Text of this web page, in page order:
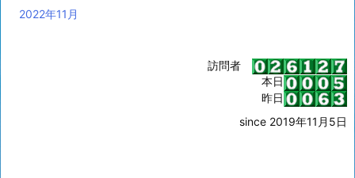
2022年11月
訪問者
本日
昨日
since 2019年11月5日